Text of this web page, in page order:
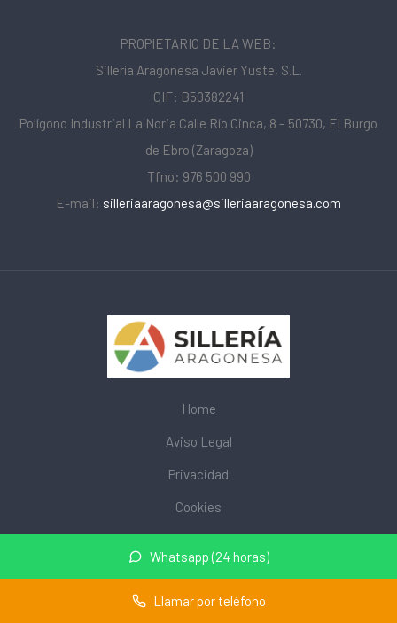
Whatsapp (24 horas)
Llamar por teléfono
PROPIETARIO DE LA WEB:
Sillería Aragonesa Javier Yuste, S.L.
CIF: B50382241
Polígono Industrial La Noria Calle Río Cinca, 8 – 50730, El Burgo
de Ebro (Zaragoza)
Tfno: 976 500 990
E-mail: silleriaaragonesa@silleriaaragonesa.com
Home
Aviso Legal
Privacidad
Cookies
© 2026 mobiliarioescolar.site · Web de mobiliario escolar cerca